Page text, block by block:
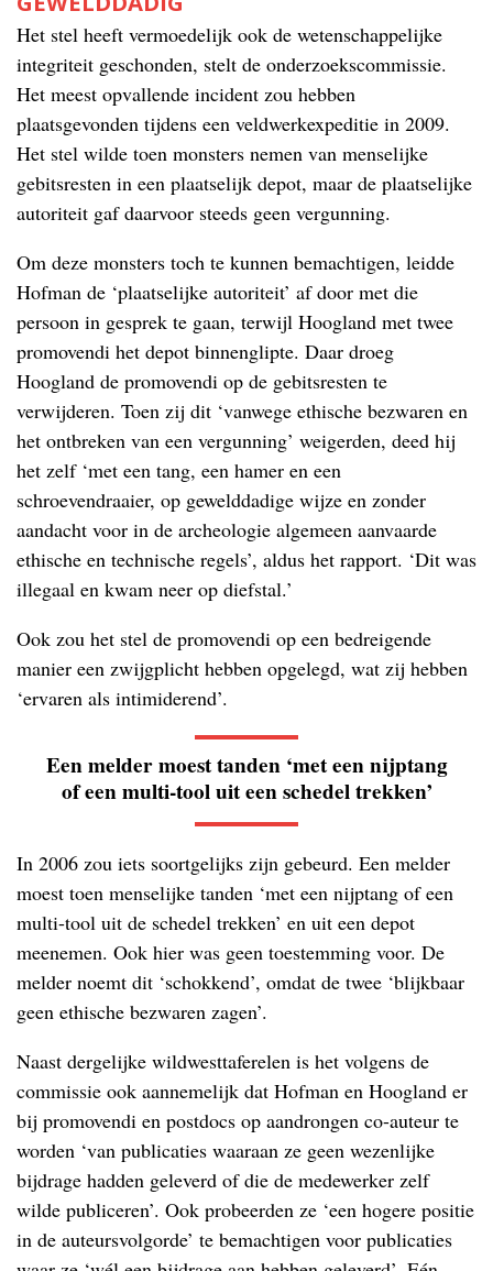
Het stel heeft vermoedelijk ook de wetenschappelijke
integriteit geschonden, stelt de onderzoekscommissie.
Het meest opvallende incident zou hebben
plaatsgevonden tijdens een veldwerkexpeditie in 2009.
Het stel wilde toen monsters nemen van menselijke
gebitsresten in een plaatselijk depot, maar de plaatselijke
autoriteit gaf daarvoor steeds geen vergunning.
Om deze monsters toch te kunnen bemachtigen, leidde
Hofman de ‘plaatselijke autoriteit’ af door met die
persoon in gesprek te gaan, terwijl Hoogland met twee
promovendi het depot binnenglipte. Daar droeg
Hoogland de promovendi op de gebitsresten te
verwijderen. Toen zij dit ‘vanwege ethische bezwaren en
het ontbreken van een vergunning’ weigerden, deed hij
het zelf ‘met een tang, een hamer en een
schroevendraaier, op gewelddadige wijze en zonder
aandacht voor in de archeologie algemeen aanvaarde
ethische en technische regels’, aldus het rapport. ‘Dit was
illegaal en kwam neer op diefstal.’
Ook zou het stel de promovendi op een bedreigende
manier een zwijgplicht hebben opgelegd, wat zij hebben
‘ervaren als intimiderend’.
Een melder moest tanden ‘met een nijptang
of een multi-tool uit een schedel trekken’
In 2006 zou iets soortgelijks zijn gebeurd. Een melder
moest toen menselijke tanden ‘met een nijptang of een
multi-tool uit de schedel trekken’ en uit een depot
meenemen. Ook hier was geen toestemming voor. De
melder noemt dit ‘schokkend’, omdat de twee ‘blijkbaar
geen ethische bezwaren zagen’.
Naast dergelijke wildwesttaferelen is het volgens de
commissie ook aannemelijk dat Hofman en Hoogland er
bij promovendi en postdocs op aandrongen co-auteur te
worden ‘van publicaties waaraan ze geen wezenlijke
bijdrage hadden geleverd of die de medewerker zelf
wilde publiceren’. Ook probeerden ze ‘een hogere positie
in de auteursvolgorde’ te bemachtigen voor publicaties